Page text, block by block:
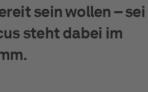
sein wollen – sei
steht dabei im